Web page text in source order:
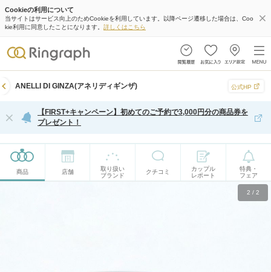
Cookieの利用について
当サイトはサービス向上のためCookieを利用しています。以降ページ遷移した場合は、Coo
kie利用に同意したことになります。 詳しくはこちら
ANELLI DI GINZA(アネリディギンザ) 公式HP
【FIRST+キャンペーン】初めてのご予約で3,000円分の商品券を
プレゼント！
商品 店舗
取り扱い
ブランド
クチコミ
カップル
レポート
特典・
フェア
2 / 2